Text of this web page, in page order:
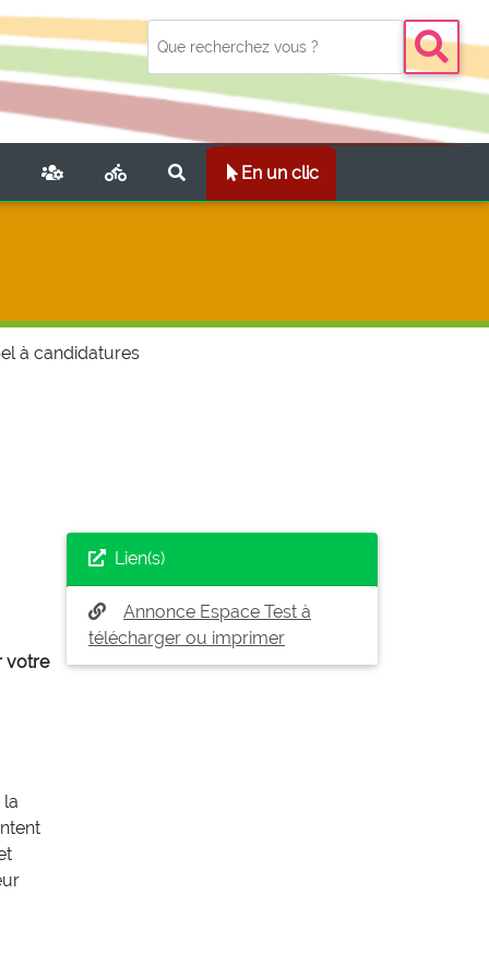
En un clic
à candidatures
votre
Lien(s)
Annonce Espace Test à
télécharger ou imprimer